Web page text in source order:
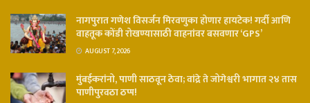
नागपुरात गणेश विसर्जन मिरवणुका होणार हायटेक! गर्दी आणि
वाहतूक कोंडी रोखण्यासाठी वाहनांवर बसवणार ‘GPS’
AUGUST 7, 2026
मुंबईकरांनो, पाणी साठवून ठेवा; वांद्रे ते जोगेश्वरी भागात २४ तास
पाणीपुरवठा ठप्प!